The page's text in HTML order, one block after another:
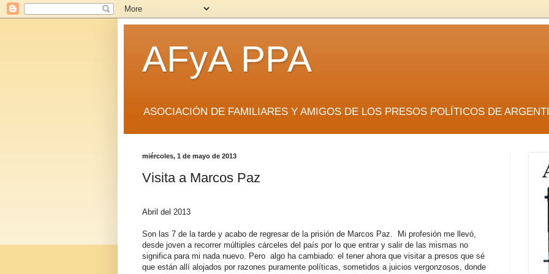
AFyA PPA
ASOCIACIÓN DE FAMILIARES Y AMIGOS DE LOS PRESOS POLÍTICOS DE
miércoles, 1 de mayo de 2013
Visita a Marcos Paz
Abril del 2013
Son las 7 de la tarde y acabo de regresar de la prisión de Marcos Paz. Mi profesión me llevó,
desde joven a recorrer múltiples cárceles del país por lo que entrar y salir de las mismas no
significa para mi nada nuevo. Pero algo ha cambiado: el tener ahora que visitar a presos que sé
que están allí alojados por razones puramente políticas, sometidos a juicios vergonzosos, donde